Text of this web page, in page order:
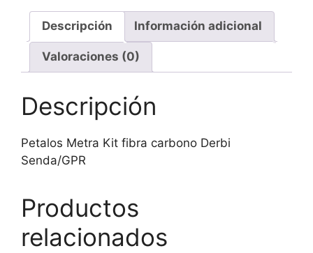
cantidad
Descripción Información adicional
Valoraciones (0)
Descripción
Petalos Metra Kit fibra carbono Derbi
Senda/GPR
Productos
relacionados